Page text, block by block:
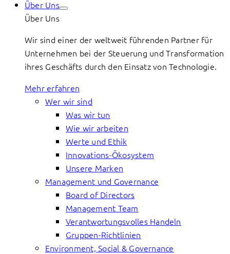
Über Uns
Über Uns
Wir sind einer der weltweit führenden Partner für
Unternehmen bei der Steuerung und Transformation
ihres Geschäfts durch den Einsatz von Technologie.
Mehr erfahren
Wer wir sind
Was wir tun
Wie wir arbeiten
Werte und Ethik
Innovations-Ökosystem
Unsere Marken
Management und Governance
Board of Directors
Management Team
Verantwortungsvolles Handeln
Gruppen-Richtlinien
Environment, Social & Governance